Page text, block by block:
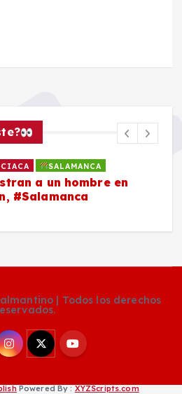
SALAMANCA
a un hombre en
#Salamanca
| Todos los derechos
Powered By : XYZScripts.com